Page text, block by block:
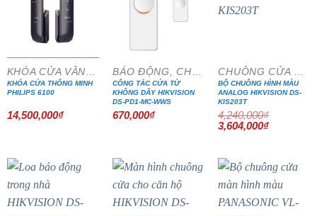
KHÓA CỬA THÔNG MINH
PHILIPS 6100
14,500,000₫
CÔNG TẮC CỬA TỪ
KHÔNG DÂY HIKVISION
DS-PD1-MC-WWS
670,000₫
BỘ CHUÔNG HÌNH MÀU
ANALOG HIKVISION DS-
KIS203T
4,240,000₫
Giá
gốc
3,604,000₫Giá